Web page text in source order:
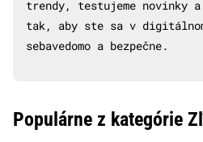
trendy, testujeme novinky a
tak, aby ste sa v
sebavedomo a bezpečne.
Populárne z kategórie